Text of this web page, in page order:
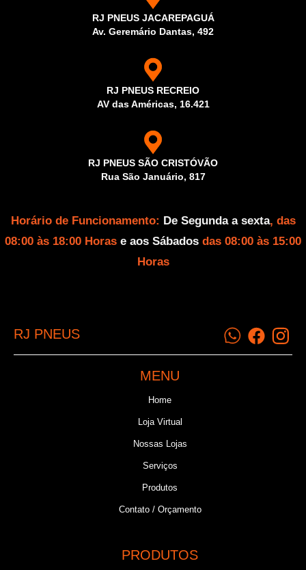
RJ PNEUS JACAREPAGUÁ
Av. Geremário Dantas, 492
RJ PNEUS RECREIO
AV das Américas, 16.421
RJ PNEUS SÃO CRISTÓVÃO
Rua São Januário, 817
Horário de Funcionamento: De Segunda a sexta, das
08:00 às 18:00 Horas e aos Sábados das 08:00 às 15:00
Horas
RJ PNEUS
MENU
Home
Loja Virtual
Nossas Lojas
Serviços
Produtos
Contato / Orçamento
PRODUTOS